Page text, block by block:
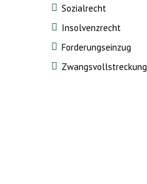
Sozialrecht
Insolvenzrecht
Forderungseinzug
Zwangsvollstreckung